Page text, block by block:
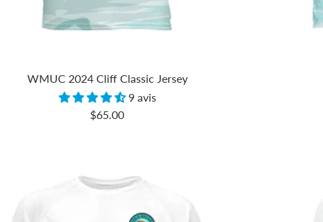
WMUC 2024 Cliff Classic Jersey
9 avis
Prix
$65.00